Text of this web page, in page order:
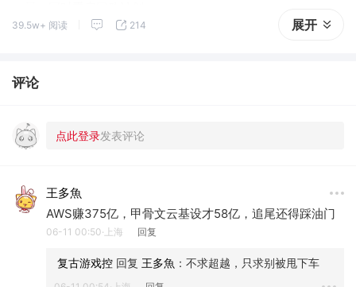
③阿贝尔接任CEO后开始调整现金管理策略，但如何有效
39.5w+ 阅读 214 展开
评论
王多魚
AWS赚375亿，甲骨文云基设才58亿，追尾还得踩油门
06-11 00:50·上海 回复
复古游戏控 回复 王多魚 ： 不求超越，只求别被甩下车